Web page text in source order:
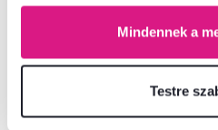
Mindennek a
Testre
Nem találta meg a
Vegye fel velünk a
+36 20 512 1458